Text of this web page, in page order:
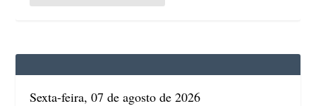
Sexta-feira, 07 de agosto de 2026